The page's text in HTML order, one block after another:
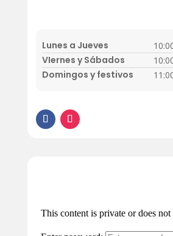
Lunes a Jueves
VIernes y Sábados
Domingos y festivos